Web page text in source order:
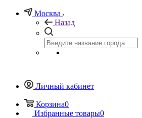
Москва
Назад
Личный кабинет
Корзина0
Избранные товары0